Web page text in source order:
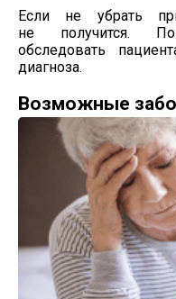
Если не убрать
не получится.
обследовать
диагноза.
Возможные